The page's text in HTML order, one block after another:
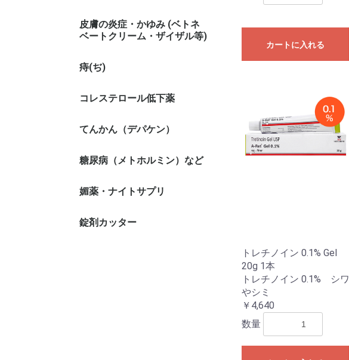
皮膚の炎症・かゆみ (ベトネ
ベートクリーム・ザイザル等)
痔(ぢ)
コレステロール低下薬
てんかん（デパケン）
糖尿病（メトホルミン）など
媚薬・ナイトサプリ
錠剤カッター
カートに入れる
トレチノイン 0.1% Gel
20g 1本
トレチノイン 0.1% シワ
やシミ
￥4,640
数量